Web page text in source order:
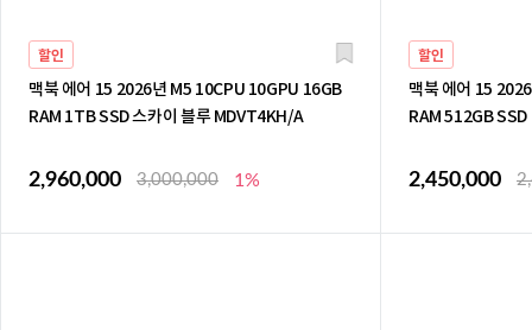
할인
맥북 에어 15 2026년 M5 10CPU 10GPU 16GB
RAM 1TB SSD 스카이 블루 MDVT4KH/A
2,960,000 3,000,000 1%
할인
맥북 에어 15
RAM 512GB
2,450,000